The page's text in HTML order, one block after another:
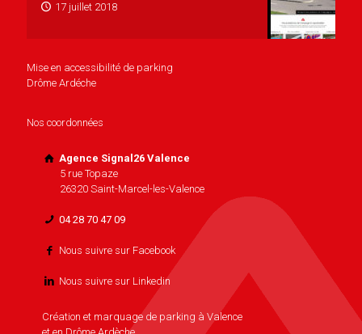
17 juillet 2018
Mise en accessibilité de parking
Drôme Ardéche
Nos coordonnées
Agence Signal26 Valence
5 rue Topaze
26320 Saint-Marcel-les-Valence
04 28 70 47 09
Nous suivre sur Facebook
Nous suivre sur Linkedin
Création et marquage de parking à Valence